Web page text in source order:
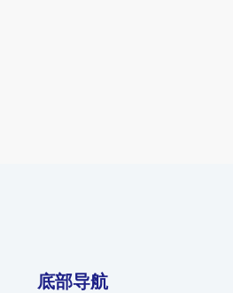
底部导航